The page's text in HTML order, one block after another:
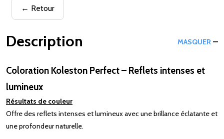
← Retour
Description MASQUER
Coloration Koleston Perfect – Reflets intenses et
lumineux
Résultats de couleur
Offre des reflets intenses et lumineux avec une brillance éclatante et
une profondeur naturelle.